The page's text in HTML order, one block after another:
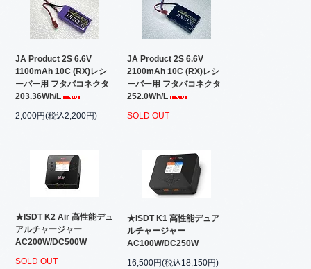
JA Product 2S 6.6V
1100mAh 10C (RX)レシ
ーバー用 フタバコネクタ
203.36Wh/L
2,000円(税込2,200円)
JA Product 2S 6.6V
2100mAh 10C (RX)レシ
ーバー用 フタバコネクタ
252.0Wh/L
SOLD OUT
★ISDT K2 Air 高性能デュ
アルチャージャー
AC200W/DC500W
SOLD OUT
★ISDT K1 高性能デュア
ルチャージャー
AC100W/DC250W
16,500円(税込18,150円)